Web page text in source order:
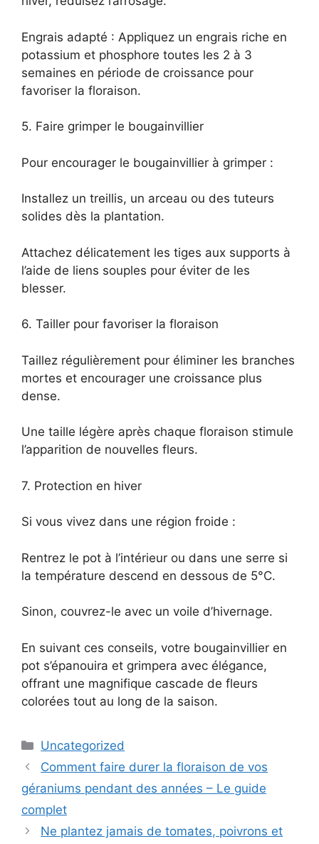
Engrais adapté : Appliquez un engrais riche en
potassium et phosphore toutes les 2 à 3
semaines en période de croissance pour
favoriser la floraison.
5. Faire grimper le bougainvillier
Pour encourager le bougainvillier à grimper :
Installez un treillis, un arceau ou des tuteurs
solides dès la plantation.
Attachez délicatement les tiges aux supports à
l’aide de liens souples pour éviter de les
blesser.
6. Tailler pour favoriser la floraison
Taillez régulièrement pour éliminer les branches
mortes et encourager une croissance plus
dense.
Une taille légère après chaque floraison stimule
l’apparition de nouvelles fleurs.
7. Protection en hiver
Si vous vivez dans une région froide :
Rentrez le pot à l’intérieur ou dans une serre si
la température descend en dessous de 5°C.
Sinon, couvrez-le avec un voile d’hivernage.
En suivant ces conseils, votre bougainvillier en
pot s’épanouira et grimpera avec élégance,
offrant une magnifique cascade de fleurs
colorées tout au long de la saison.
Categories
Uncategorized
Comment faire durer la floraison de vos
géraniums pendant des années – Le guide
complet
Ne plantez jamais de tomates, poivrons et